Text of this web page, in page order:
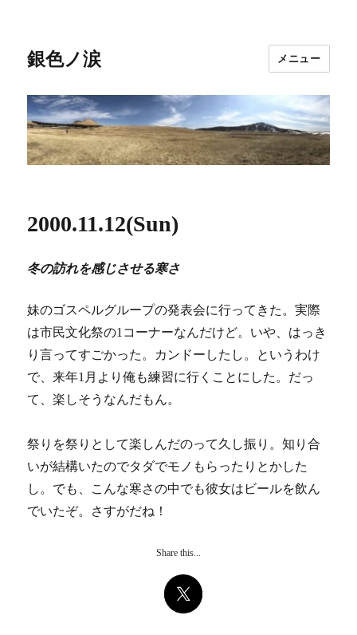
銀色ノ涙 メニュー
2000.11.12(Sun)
冬の訪れを感じさせる寒さ
妹のゴスペルグループの発表会に行ってきた。実際
は市民文化祭の1コーナーなんだけど。いや、はっき
り言ってすごかった。カンドーしたし。というわけ
で、来年1月より俺も練習に行くことにした。だっ
て、楽しそうなんだもん。
祭りを祭りとして楽しんだのって久し振り。知り合
いが結構いたのでタダでモノもらったりとかした
し。でも、こんな寒さの中でも彼女はビールを飲ん
でいたぞ。さすがだね！
Share this...